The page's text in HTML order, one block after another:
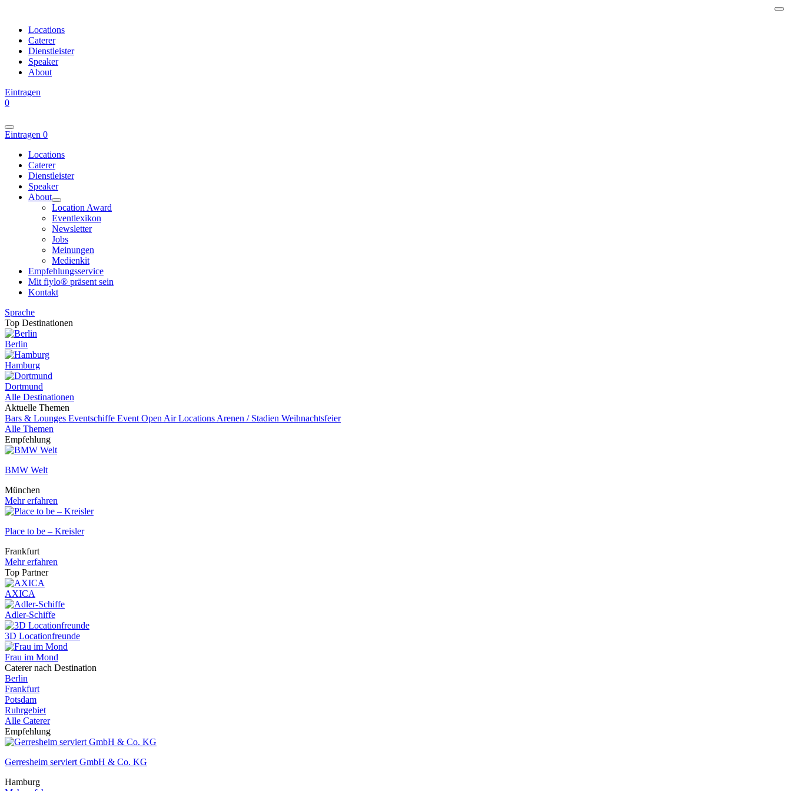
Locations
Caterer
Dienstleister
Speaker
About
Eintragen
0
Eintragen 0
Locations
Caterer
Dienstleister
Speaker
About
Location Award
Eventlexikon
Newsletter
Jobs
Meinungen
Medienkit
Empfehlungsservice
Mit fiylo® präsent sein
Kontakt
Sprache
Top Destinationen
Berlin
Hamburg
Dortmund
Alle Destinationen
Aktuelle Themen
Bars & Lounges Eventschiffe Event Open Air Locations Arenen / Stadien Weihnachtsfeier
Alle Themen
Empfehlung
BMW Welt
München
Mehr erfahren
Place to be – Kreisler
Frankfurt
Mehr erfahren
Top Partner
AXICA
Adler-Schiffe
3D Locationfreunde
Frau im Mond
Caterer nach Destination
Berlin
Frankfurt
Potsdam
Ruhrgebiet
Alle Caterer
Empfehlung
Gerresheim serviert GmbH & Co. KG
Hamburg